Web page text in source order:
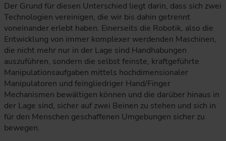
Der Grund für diesen Unterschied liegt darin, dass sich zwei
Technologien vereinigen, die wir bis dahin getrennt
voneinander erlebt haben. Einerseits die Robotik, also die
Entwicklung von immer komplexer werdenden Maschinen,
die nicht mehr nur in der Lage sind Handhabungen
auszuführen, sondern die selbst feinste, kraftgeführte
Manipulationsaufgaben mittels hochdimensionaler
Manipulatoren und feingliedriger Hand/Finger
Mechanismen bewältigen können und die darüber hinaus in
der Lage sind, sicher auf zwei Beinen zu stehen und sich in
für den Menschen geschaffenen Umgebungen sicher zu
bewegen.